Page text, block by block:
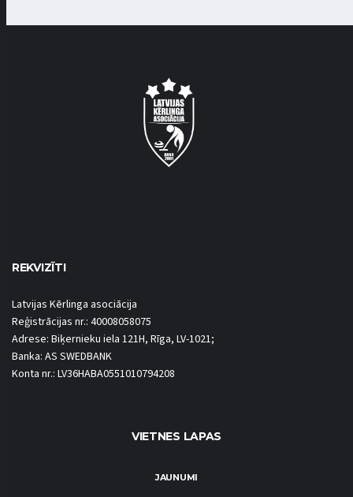
REKVIZĪTI
Latvijas Kērlinga asociācija
Reģistrācijas nr.: 40008058075
Adrese: Biķernieku iela 121H, Rīga, LV-1021;
Banka: AS SWEDBANK
Konta nr.: LV36HABA0551010794208
VIETNES LAPAS
JAUNUMI